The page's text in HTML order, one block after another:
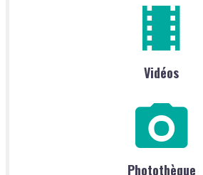
Vidéos
Photothèque